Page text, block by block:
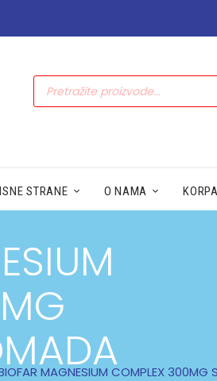
STRANE O NAMA KORPA
MAGNESIUM COMPLEX 300MG
•NEGA | LEPOTA
•SEZONSKI